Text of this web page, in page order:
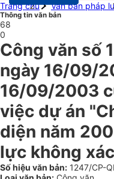
Trang chủ
Văn bản pháp
Thông tin văn bản
68
0
Công văn số
ngày 16/09/
16/09/2003
việc dự án
diện năm
lực không
Số hiệu văn bản: 1247/CP-